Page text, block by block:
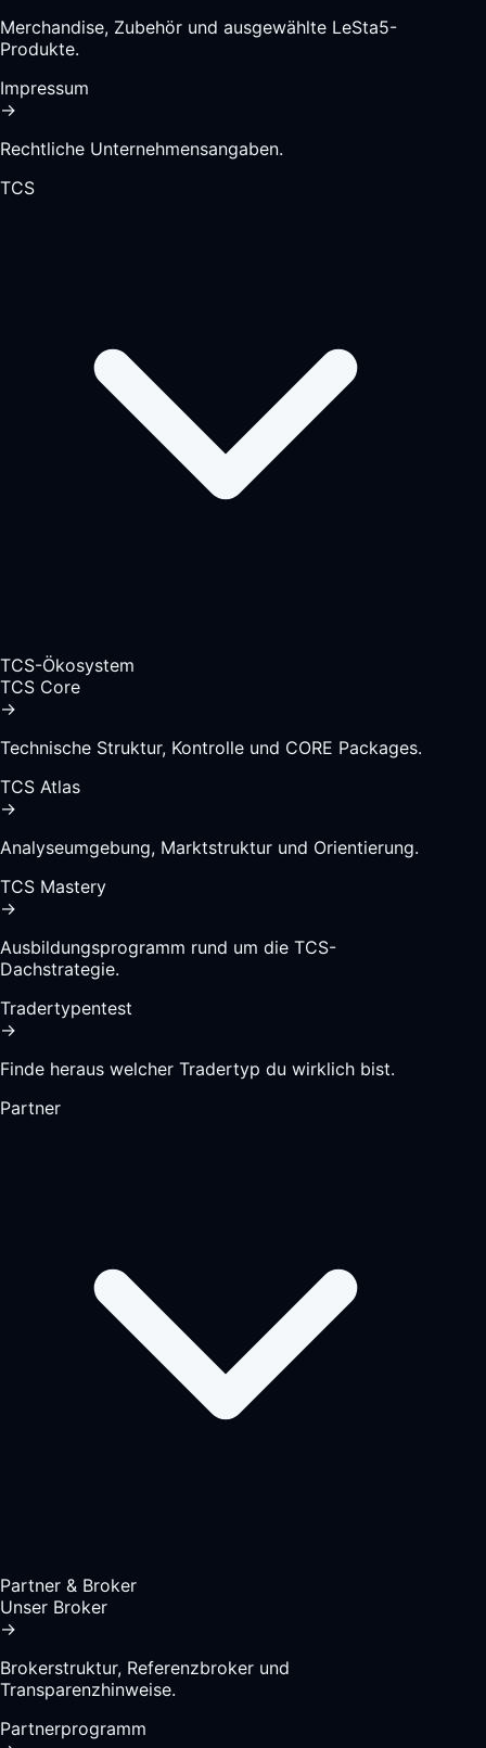
Merchandise, Zubehör und ausgewählte LeSta5-
Produkte.
Impressum
→
Rechtliche Unternehmensangaben.
TCS
TCS-Ökosystem
TCS Core
→
Technische Struktur, Kontrolle und CORE Packages.
TCS Atlas
→
Analyseumgebung, Marktstruktur und Orientierung.
TCS Mastery
→
Ausbildungsprogramm rund um die TCS-
Dachstrategie.
Tradertypentest
→
Finde heraus welcher Tradertyp du wirklich bist.
Partner
Partner & Broker
Unser Broker
→
Brokerstruktur, Referenzbroker und
Transparenzhinweise.
Partnerprogramm